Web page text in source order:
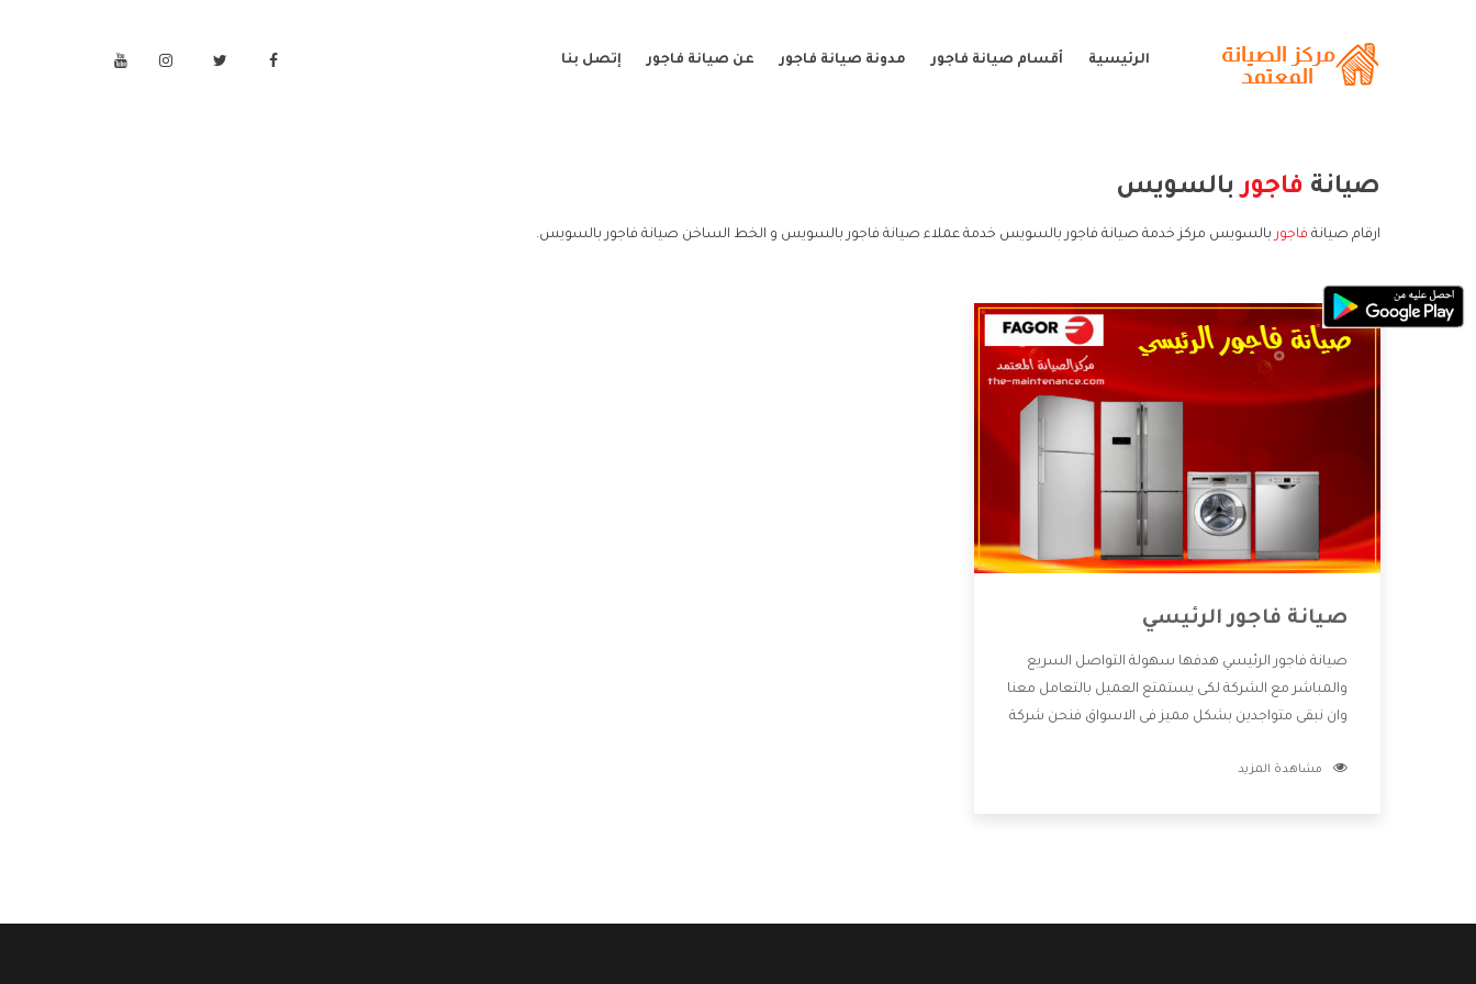
الرئيسية أقسام صيانة فاجور مدونة صيانة فاجور عن صيانة فاجور إتصل بنا
صيانة فاجوربالسويس
ارقام صيانة فاجور بالسويس مركز خدمة صيانة فاجور بالسويس خدمة عملاء صيانة فاجور بالسويس و الخط الساخن صيانة فاجور بالسويس.
صيانة فاجور الرئيسي
صيانة فاجور الرئيسي هدفها سهولة التواصل السريع
والمباشر مع الشركة لكى يستمتع العميل بالتعامل معنا
وان نبقى متواجدين بشكل مميز فى الاسواق فنحن شركة
بالخدمات التى تنفرد الشركة بها والتى تكون منها خدمة
مشاهدة المزيد